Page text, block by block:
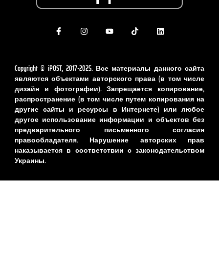
Copyright © iPOST, 2017-2025. Все материалы данного сайта
являются объектами авторского права (в том числе
дизайн и фотографии). Запрещается копирование,
распространение (в том числе путем копирования на
другие сайты и ресурсы в Интернете) или любое
другое использование информации и объектов без
предварительного письменного согласия
правообладателя. Нарушение авторских прав
наказывается в соответствии с законодательством
Украины.